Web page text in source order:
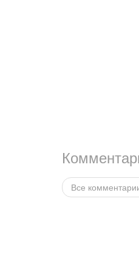
Все